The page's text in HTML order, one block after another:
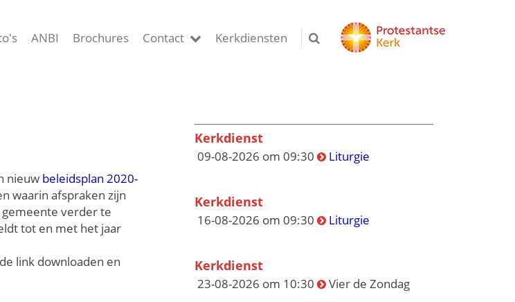
ANBI Brochures Contact Kerkdiensten
nieuw beleidsplan 2020-
waarin afspraken zijn
verder te
tot en met het jaar
link downloaden en
Kerkdienst
09-08-2026 om 09:30 Liturgie
Kerkdienst
16-08-2026 om 09:30 Liturgie
Kerkdienst
23-08-2026 om 10:30 Vier de Zondag